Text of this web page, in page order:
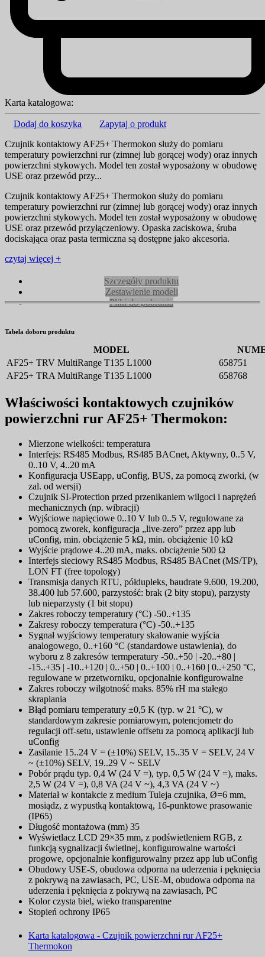
Karta katalogowa:
Dodaj do koszyka
Zapytaj o produkt
Czujnik kontaktowy AF25+ Thermokon służy do pomiaru
temperatury powierzchni rur (zimnej lub gorącej wody) oraz innych
powierzchni stykowych. Model ten został wyposażony w obudowę
USE oraz przewód przy...
Czujnik kontaktowy AF25+ Thermokon służy do pomiaru
temperatury powierzchni rur (zimnej lub gorącej wody) oraz innych
powierzchni stykowych. Model ten został wyposażony w obudowę
USE oraz przewód przyłączeniowy. Opaska zaciskowa, śruba
dociskająca oraz pasta termiczna są dostępne jako akcesoria.
czytaj więcej +
Szczegóły produktu
Zestawienie modeli
Pliki do pobrania
Tabela doboru produktu
MODEL
AF25+ TRV MultiRange T135 L1000
658751
AF25+ TRA MultiRange T135 L1000
658768
Właściwości kontaktowych czujników
powierzchni rur AF25+ Thermokon:
Mierzone wielkości: temperatura
Interfejs: RS485 Modbus, RS485 BACnet, Aktywny, 0..5 V,
0..10 V, 4..20 mA
Konfiguracja USEapp, uConfig, BUS, za pomocą zworki, (w
zal. od wersji)
Czujnik SI-Protection przed przenikaniem wilgoci i naprężeń
mechanicznych (np. wibracji)
Wyjściowe napięciowe 0..10 V lub 0..5 V, regulowane za
pomocą zworek, konfiguracja „live-zero” przez app lub
uConfig, min. obciążenie 5 kΩ, min. obciążenie 10 kΩ
Wyjście prądowe 4..20 mA, maks. obciążenie 500 Ω
Interfejs sieciowy RS485 Modbus, RS485 BACnet (MS/TP),
LON FT (free topology)
Transmisja danych RTU, półdupleks, baudrate 9.600, 19.200,
38.400 lub 57.600, parzystość: brak (2 bity stopu), parzysty
lub nieparzysty (1 bit stopu)
Zakres roboczy temperatury (°C) -50..+135
Zakresy roboczy temperatura (°C) -50..+135
Sygnał wyjściowy temperatury skalowanie wyjścia
analogowego, 0..+160 °C (standardowe ustawienia), do
wyboru z 8 zakresów termperatury -50..+50 | -20..+80 |
-15..+35 | -10..+120 | 0..+50 | 0..+100 | 0..+160 | 0..+250 °C,
regulowane w przetworniku, opcjonalnie konfigurowalne
Zakres roboczy wilgotność maks. 85% rH ma stałego
skraplania
Błąd pomiaru temperatury ±0,5 K (typ. w 21 °C), w
standardowym zakresie pomiarowym, potencjometr do
regulacji off-setu, ustawienie offsetu za pomocą aplikacji lub
uConfig
Zasilanie 15..24 V = (±10%) SELV, 15..35 V = SELV, 24 V
~ (±10%) SELV, 19..29 V ~ SELV
Pobór prądu typ. 0,4 W (24 V =), typ. 0,5 W (24 V =), maks.
2,5 W (24 V =), 0,8 VA (24 V ~), 4,3 VA (24 V ~)
Materiał w kontakcie z medium Tuleja czujnika, Ø=6 mm,
mosiądz, z wypustką kontaktową, 16-punktowe prasowanie
(IP65)
Długość montażowa (mm) 35
Wyświetlacz LCD 29×35 mm, z podświetleniem RGB, z
funkcją sygnalizacji świetlnej, konfigurowalne wartości
progowe, opcjonalnie konfigurowalny przez app lub uConfig
Obudowy USE-S, obudowa odporna na uderzenia i pęknięcia
z pokrywą na zawiasach, PC, USE-M, obudowa odporna na
uderzenia i pęknięcia z pokrywą na zawiasach, PC
Kolor czysta biel, wieko transparentne
Stopień ochrony IP65
Karta katalogowa - Czujnik powierzchni rur AF25+
Thermokon